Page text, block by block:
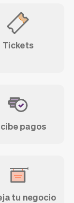
Tickets
pagos
tu negocio